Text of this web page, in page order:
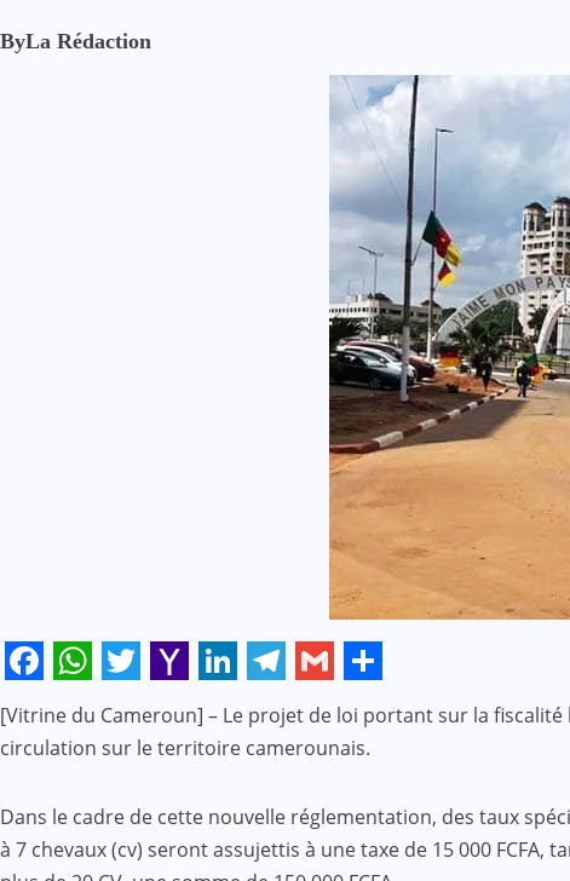
ByLa Rédaction
Facebook
WhatsApp
Twitter
Yahoo
Mail
LinkedIn
Telegram
Gmail
Share
[Vitrine du Cameroun] – Le projet de loi portant sur la
circulation sur le territoire camerounais.
Dans le cadre de cette nouvelle réglementation, des taux
à 7 chevaux (cv) seront assujettis à une taxe de 15 000 FCFA,